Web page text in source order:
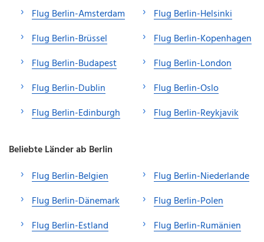
Flug Berlin-Amsterdam
Flug Berlin-Brüssel
Flug Berlin-Budapest
Flug Berlin-Dublin
Flug Berlin-Edinburgh
Flug Berlin-Helsinki
Flug Berlin-Kopenhagen
Flug Berlin-London
Flug Berlin-Oslo
Flug Berlin-Reykjavik
Beliebte Länder ab Berlin
Flug Berlin-Belgien
Flug Berlin-Dänemark
Flug Berlin-Estland
Flug Berlin-Niederlande
Flug Berlin-Polen
Flug Berlin-Rumänien